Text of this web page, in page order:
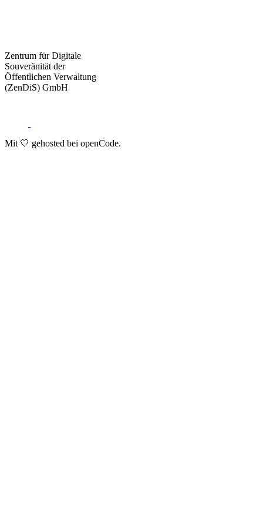
Zentrum für Digitale
Souveränität der
Öffentlichen Verwaltung
(ZenDiS) GmbH
Mit 🤍 gehosted bei openCode.